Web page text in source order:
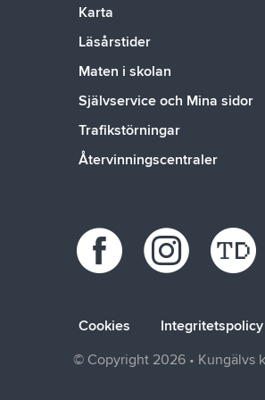
Karta
Läsårstider
Maten i skolan
Självservice och Mina sidor
Trafikstörningar
Återvinningscentraler
Cookies Integritetspolicy
© Copyright 2026 • Kungälvs